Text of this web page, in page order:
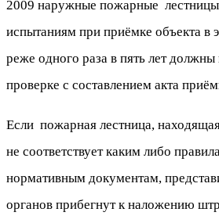
2009 наружные пожарные
испытаниям при приёмке объекта в
реже одного раза в пять лет должны
проверке с составлением акта
Если пожарная лестница,
не соответствует каким либо
нормативным документам,
органов прибегнут к наложению